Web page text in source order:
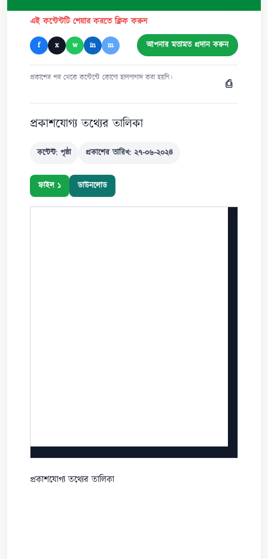
এই কন্টেন্টটি শেয়ার করতে ক্লিক করুন
f x w in m আপনার মতামত প্রদান করুন
প্রকাশের পর থেকে কন্টেন্টে কোনো হালনাগাদ করা হয়নি। ⎙
প্রকাশযোগ্য তথ্যের তালিকা
কন্টেন্ট: পৃষ্ঠা প্রকাশের তারিখ: ২৭-০৬-২০২৪
ফাইল ১ ডাউনলোড
প্রকাশযোগ্য তথ্যের তালিকা